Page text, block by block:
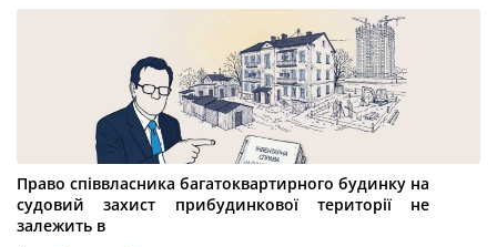
Право співвласника багатоквартирного будинку на
судовий захист прибудинкової території не
залежить в